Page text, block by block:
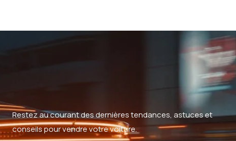
Restez au courant des dernières tendances, astuces et
conseils pour vendre votre voiture.